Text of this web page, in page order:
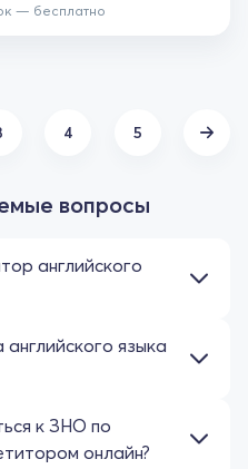
— бесплатно
4 5
вопросы
английского
языка
к ЗНО по
онлайн?